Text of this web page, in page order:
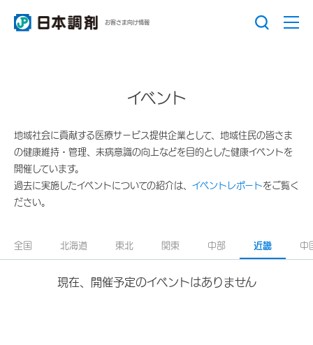
お客さま向け情報
イベント
地域社会に貢献する医療サービス提供企業として、地域住民の皆さま
の健康維持・管理、未病意識の向上などを目的とした健康イベントを
開催しています。
過去に実施したイベントについての紹介は、 イベントレポートをご覧く
ださい。
全国 北海道 東北 関東 中部 近畿 中
現在、開催予定のイベントはありません